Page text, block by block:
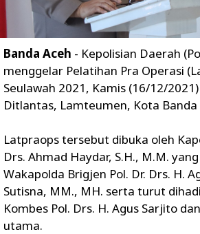
Banda Aceh - Kepolisian Daerah
menggelar Pelatihan Pra Operasi
Seulawah 2021, Kamis (16/12/
Ditlantas, Lamteumen, Kota Banda
Latpraops tersebut dibuka oleh
Drs. Ahmad Haydar, S.H., M.M.
Wakapolda Brigjen Pol. Dr. Drs. H.
Sutisna, MM., MH. serta turut
Kombes Pol. Drs. H. Agus Sarjito
utama.